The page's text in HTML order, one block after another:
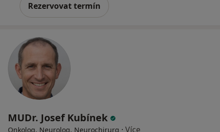
Rezervovat termín
MUDr. Josef Kubínek
Onkolog, Neurolog, Neurochirurg · Více